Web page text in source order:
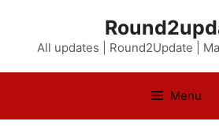
contentAll updates | Round2Update |
Menu